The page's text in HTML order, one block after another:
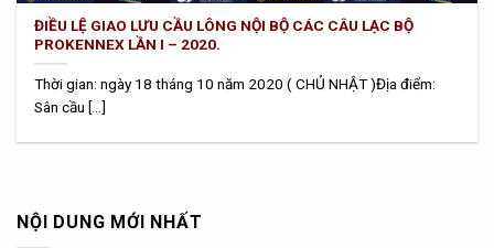
ĐIỀU LỆ GIAO LƯU CẦU LÔNG NỘI BỘ CÁC CÂU LẠC BỘ
PROKENNEX LẦN I – 2020.
Thời gian: ngày 18 tháng 10 năm 2020 ( CHỦ NHẬT )Địa điểm:
Sân cầu [...]
NỘI DUNG MỚI NHẤT